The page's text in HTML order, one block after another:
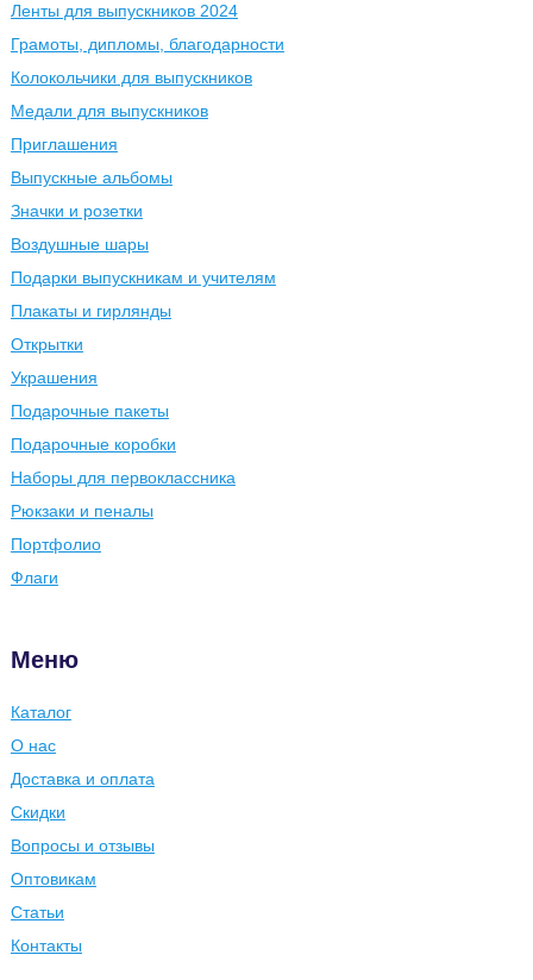
Ленты для выпускников 2024
Грамоты, дипломы, благодарности
Колокольчики для выпускников
Медали для выпускников
Приглашения
Выпускные альбомы
Значки и розетки
Воздушные шары
Подарки выпускникам и учителям
Плакаты и гирлянды
Открытки
Украшения
Подарочные пакеты
Подарочные коробки
Наборы для первоклассника
Рюкзаки и пеналы
Портфолио
Флаги
Меню
Каталог
О нас
Доставка и оплата
Скидки
Вопросы и отзывы
Оптовикам
Статьи
Контакты